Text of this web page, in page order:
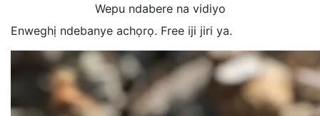
Wepu ndabere na vidiyo
Enweghị ndebanye achọrọ. Free iji jiri ya.